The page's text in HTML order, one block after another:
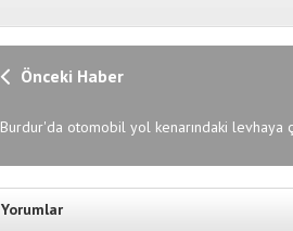
Önceki Haber
Burdur'da otomobil yol kenarındaki levhaya
Yorumlar